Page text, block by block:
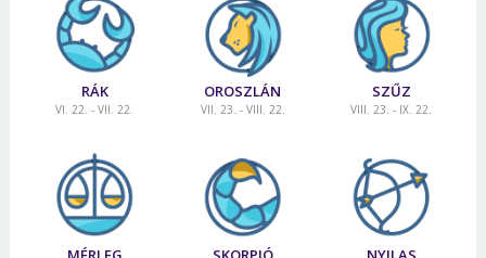
RÁK
VI. 22. - VII. 22.
OROSZLÁN
VII. 23. - VIII. 22.
SZŰZ
VIII. 23. - IX. 22.